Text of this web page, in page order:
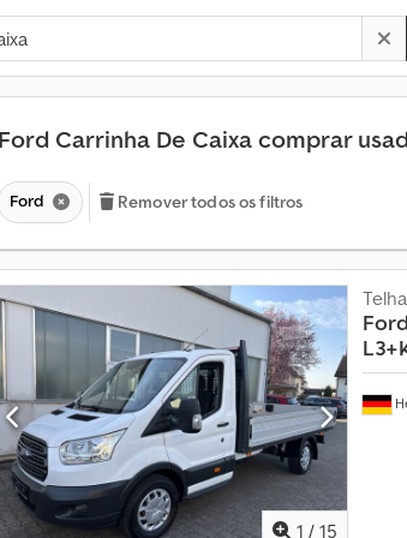
Ford Carrinha De Caixa comprar
Ford Remover todos os filtros
1 / 15
Ford